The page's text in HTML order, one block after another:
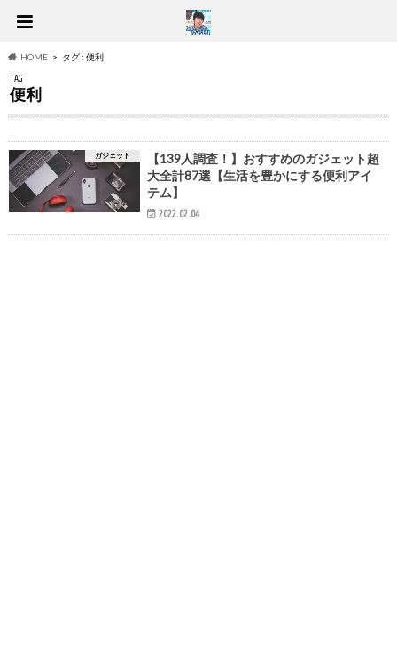
HOME タグ : 便利
TAG
便利
ガジェット
【139人調査！】おすすめのガジェット超
大全計87選【生活を豊かにする便利アイ
テム】
2022.02.04